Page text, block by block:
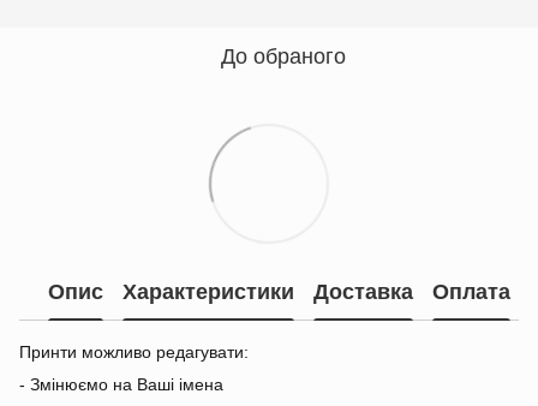
До обраного
Опис Характеристики Доставка Оплата
Принти можливо редагувати:
- Змінюємо на Ваші імена